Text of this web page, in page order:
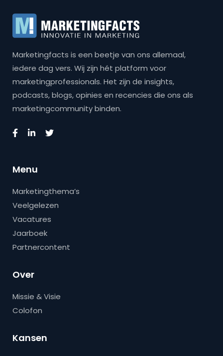
Marketingfacts is een beetje van ons allemaal,
iedere dag vers. Wij zijn hét platform voor
marketingprofessionals. Het zijn de insights,
podcasts, blogs, opinies en recencies die ons als
marketingcommunity binden.
Menu
Marketingthema’s
Veelgelezen
Vacatures
Jaarboek
Partnercontent
Over
Missie & Visie
Colofon
Kansen